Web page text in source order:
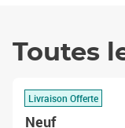
Toutes
Livraison Offerte
Neuf